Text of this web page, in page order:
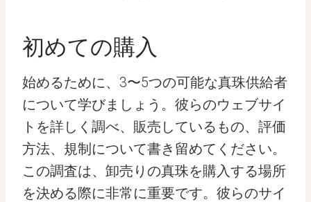
初めての購入
始めるために、3〜5つの可能な真珠供給者
について学びましょう。彼らのウェブサイ
トを詳しく調べ、販売しているもの、評価
方法、規制について書き留めてください。
この調査は、卸売りの真珠を購入する場所
を決める際に非常に重要です。彼らのサイ